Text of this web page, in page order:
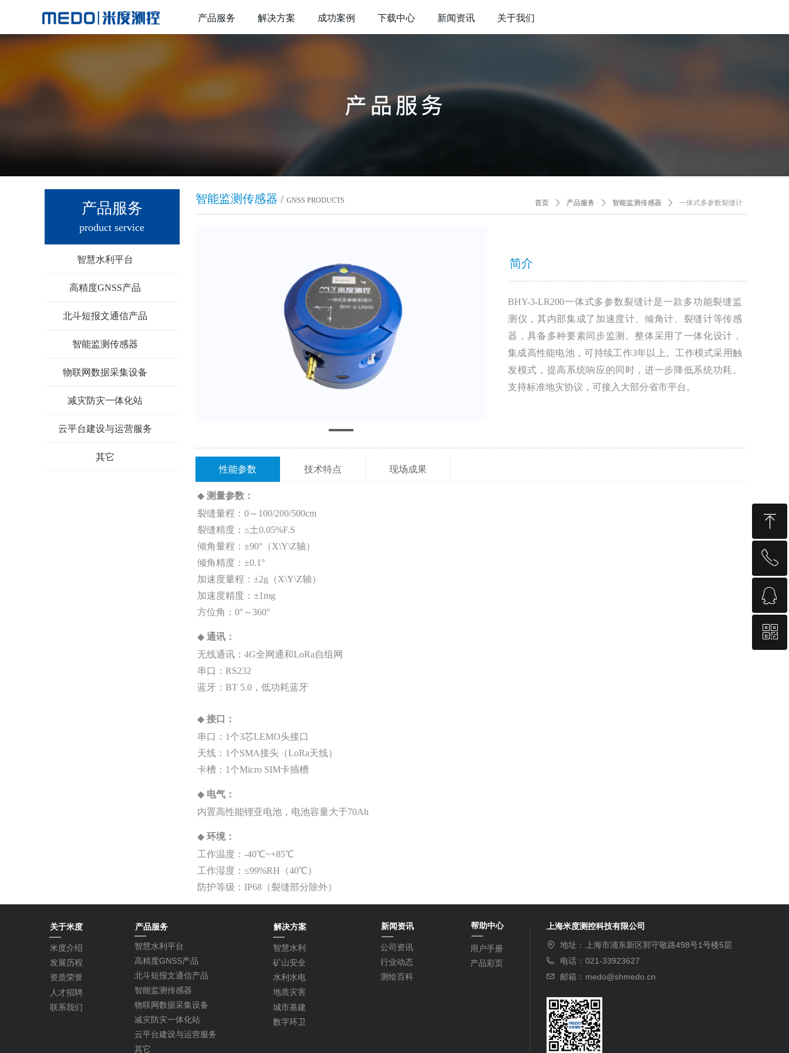
产品服务 解决方案 成功案例 下载中心 新闻资讯 关于我们
智能监测传感器 / GNSS PRODUCTS
简介
BHY-3-LR200一体式多参数裂缝计是一款多功能裂缝监
测仪，其内部集成了加速度计、倾角计、裂缝计等传感
器，具备多种要素同步监测。整体采用了一体化设计，
集成高性能电池，可持续工作3年以上。工作模式采用触
发模式，提高系统响应的同时，进一步降低系统功耗。
支持标准地灾协议，可接入大部分省市平台。
性能参数 技术特点 现场成果
◆ 测量参数：
裂缝量程：0～100/200/500cm
裂缝精度：≤土0.05%F.S
倾角量程：±90°（X\Y\Z轴）
倾角精度：±0.1°
加速度量程：±2g（X\Y\Z轴）
加速度精度：±1mg
方位角：0°～360°
◆ 通讯：
无线通讯：4G全网通和LoRa自组网
串口：RS232
蓝牙：BT 5.0，低功耗蓝牙
◆ 接口：
串口：1个3芯LEMO头接口
天线：1个SMA接头（LoRa天线）
卡槽：1个Micro SIM卡插槽
◆ 电气：
内置高性能锂亚电池，电池容量大于70Ah
◆ 环境：
工作温度：-40℃~+85℃
工作湿度：≤99%RH（40℃）
防护等级：IP68（裂缝部分除外）
首页 ꄲ 产品服务 ꄲ 智能监测传感器 ꄲ 一体式多参数裂缝计
产品服务
product service
智慧水利平台
高精度GNSS产品
北斗短报文通信产品
智能监测传感器
物联网数据采集设备
减灾防灾一体化站
云平台建设与运营服务
其它
公司资讯
行业动态
测绘百科
新闻资讯
用户手册
产品彩页
帮助中心
米度介绍
发展历程
资质荣誉
人才招聘
联系我们
关于米度
智慧水利平台
高精度GNSS产品
北斗短报文通信产品
智能监测传感器
物联网数据采集设备
减灾防灾一体化站
云平台建设与运营服务
其它
产品服务
智慧水利
矿山安全
水利水电
地质灾害
城市基建
数字环卫
解决方案
地址：
上海市浦东新区郭守敬路498号1号楼5层
电话： 021-33923627
邮箱： medo@shmedo.cn
上海米度测控科技有限公司
ꁸ
回到顶部
ꂅ
400-886-5522
ꁗ
QQ客服
ꀥ